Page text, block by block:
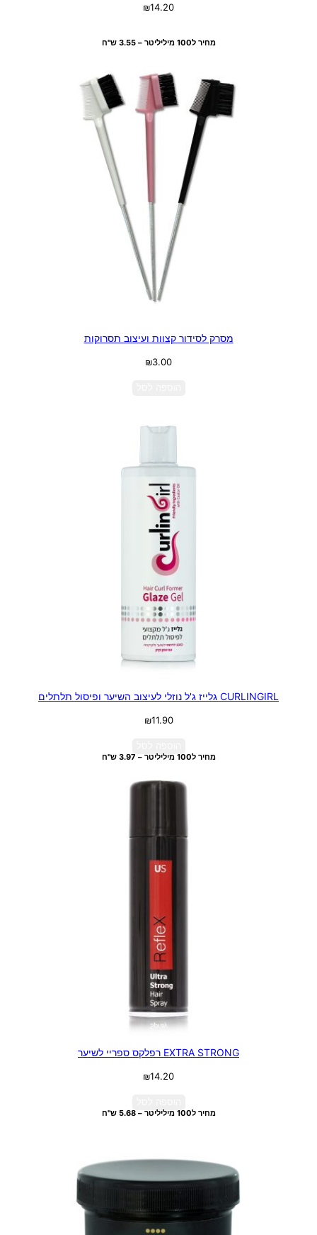
₪14.20
מחיר ל100 מיליליטר – 3.55 ש"ח
מסרק לסידור קצוות ועיצוב תסרוקות
₪3.00
CURLINGIRL גלייז ג'ל נוזלי לעיצוב השיער ופיסול תלתלים
₪11.90
מחיר ל100 מיליליטר – 3.97 ש"ח
EXTRA STRONG רפלקס ספריי לשיער
₪14.20
מחיר ל100 מיליליטר – 5.68 ש"ח